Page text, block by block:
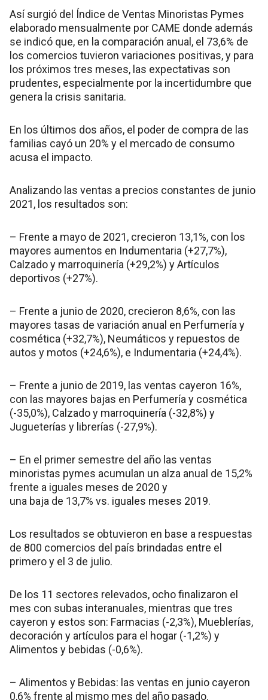
Así surgió del Índice de Ventas Minoristas Pymes
elaborado mensualmente por CAME donde además
se indicó que, en la comparación anual, el 73,6% de
los comercios tuvieron variaciones positivas, y para
los próximos tres meses, las expectativas son
prudentes, especialmente por la incertidumbre que
genera la crisis sanitaria.
En los últimos dos años, el poder de compra de las
familias cayó un 20% y el mercado de consumo
acusa el impacto.
Analizando las ventas a precios constantes de junio
2021, los resultados son:
– Frente a mayo de 2021, crecieron 13,1%, con los
mayores aumentos en Indumentaria (+27,7%),
Calzado y marroquinería (+29,2%) y Artículos
deportivos (+27%).
– Frente a junio de 2020, crecieron 8,6%, con las
mayores tasas de variación anual en Perfumería y
cosmética (+32,7%), Neumáticos y repuestos de
autos y motos (+24,6%), e Indumentaria (+24,4%).
– Frente a junio de 2019, las ventas cayeron 16%,
con las mayores bajas en Perfumería y cosmética
(-35,0%), Calzado y marroquinería (-32,8%) y
Jugueterías y librerías (-27,9%).
– En el primer semestre del año las ventas
minoristas pymes acumulan un alza anual de 15,2%
frente a iguales meses de 2020 y
una baja de 13,7% vs. iguales meses 2019.
Los resultados se obtuvieron en base a respuestas
de 800 comercios del país brindadas entre el
primero y el 3 de julio.
De los 11 sectores relevados, ocho finalizaron el
mes con subas interanuales, mientras que tres
cayeron y estos son: Farmacias (-2,3%), Mueblerías,
decoración y artículos para el hogar (-1,2%) y
Alimentos y bebidas (-0,6%).
– Alimentos y Bebidas: las ventas en junio cayeron
0,6% frente al mismo mes del año pasado.